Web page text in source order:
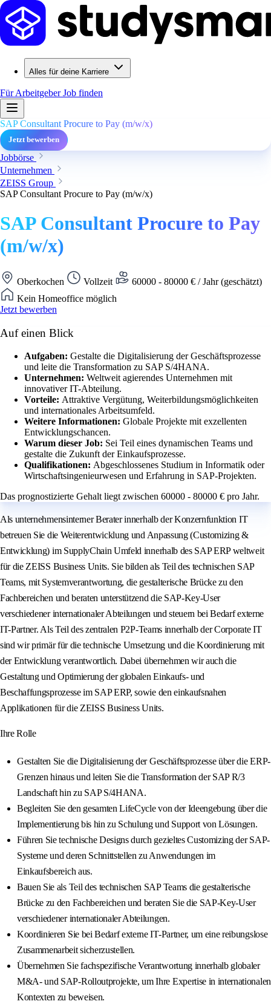
Alles für deine Karriere
Für ArbeitgeberJob finden
SAP Consultant Procure to Pay (m/w/x)
Jetzt bewerben
Jobbörse
Unternehmen
ZEISS Group
SAP Consultant Procure to Pay (m/w/x)
SAP Consultant Procure to Pay
(m/w/x)
Oberkochen Vollzeit
60000 - 80000 € / Jahr (geschätzt)
Kein Homeoffice möglich
Jetzt bewerben
Auf einen Blick
Aufgaben: Gestalte die Digitalisierung der Geschäftsprozesse
und leite die Transformation zu SAP S/4HANA.
Unternehmen: Weltweit agierendes Unternehmen mit
innovativer IT-Abteilung.
Vorteile: Attraktive Vergütung, Weiterbildungsmöglichkeiten
und internationales Arbeitsumfeld.
Weitere Informationen: Globale Projekte mit exzellenten
Entwicklungschancen.
Warum dieser Job: Sei Teil eines dynamischen Teams und
gestalte die Zukunft der Einkaufsprozesse.
Qualifikationen: Abgeschlossenes Studium in Informatik oder
Wirtschaftsingenieurwesen und Erfahrung in SAP-Projekten.
Das prognostizierte Gehalt liegt zwischen 60000 - 80000 € pro Jahr.
Als unternehmensinterner Berater innerhalb der Konzernfunktion IT
betreuen Sie die Weiterentwicklung und Anpassung (Customizing &
Entwicklung) im SupplyChain Umfeld innerhalb des SAP ERP weltweit
für die ZEISS Business Units. Sie bilden als Teil des technischen SAP
Teams, mit Systemverantwortung, die gestalterische Brücke zu den
Fachbereichen und beraten unterstützend die SAP-Key-User
verschiedener internationaler Abteilungen und steuern bei Bedarf externe
IT-Partner. Als Teil des zentralen P2P-Teams innerhalb der Corporate IT
sind wir primär für die technische Umsetzung und die Koordinierung mit
der Entwicklung verantwortlich. Dabei übernehmen wir auch die
Gestaltung und Optimierung der globalen Einkaufs- und
Beschaffungsprozesse im SAP ERP, sowie den einkaufsnahen
Applikationen für die ZEISS Business Units.
Ihre Rolle
Gestalten Sie die Digitalisierung der Geschäftsprozesse über die ERP-
Grenzen hinaus und leiten Sie die Transformation der SAP R/3
Landschaft hin zu SAP S/4HANA.
Begleiten Sie den gesamten LifeCycle von der Ideengebung über die
Implementierung bis hin zu Schulung und Support von Lösungen.
Führen Sie technische Designs durch gezieltes Customizing der SAP-
Systeme und deren Schnittstellen zu Anwendungen im
Einkaufsbereich aus.
Bauen Sie als Teil des technischen SAP Teams die gestalterische
Brücke zu den Fachbereichen und beraten Sie die SAP-Key-User
verschiedener internationaler Abteilungen.
Koordinieren Sie bei Bedarf externe IT-Partner, um eine reibungslose
Zusammenarbeit sicherzustellen.
Übernehmen Sie fachspezifische Verantwortung innerhalb globaler
M&A- und SAP-Rolloutprojekte, um Ihre Expertise in internationalen
Kontexten zu beweisen.